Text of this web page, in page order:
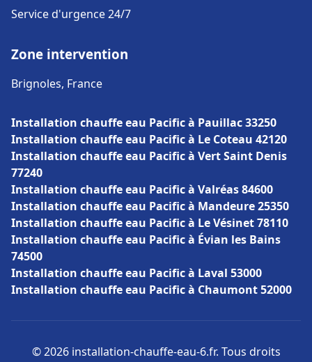
Service d'urgence 24/7
Zone intervention
Brignoles, France
Installation chauffe eau Pacific à Pauillac 33250
Installation chauffe eau Pacific à Le Coteau 42120
Installation chauffe eau Pacific à Vert Saint Denis
77240
Installation chauffe eau Pacific à Valréas 84600
Installation chauffe eau Pacific à Mandeure 25350
Installation chauffe eau Pacific à Le Vésinet 78110
Installation chauffe eau Pacific à Évian les Bains
74500
Installation chauffe eau Pacific à Laval 53000
Installation chauffe eau Pacific à Chaumont 52000
© 2026 installation-chauffe-eau-6.fr. Tous droits